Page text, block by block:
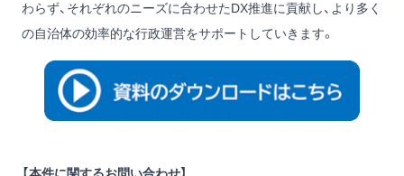
わらず、それぞれのニーズに合わせたDX推進に貢献し、より多く
の自治体の効率的な行政運営をサポートしていきます。
【本件に関するお問い合わせ】